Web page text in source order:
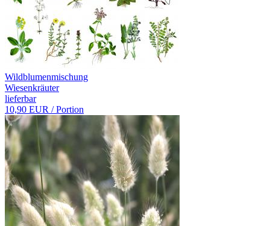
Wildblumenmischung
Wiesenkräuter
lieferbar
10,90 EUR / Portion